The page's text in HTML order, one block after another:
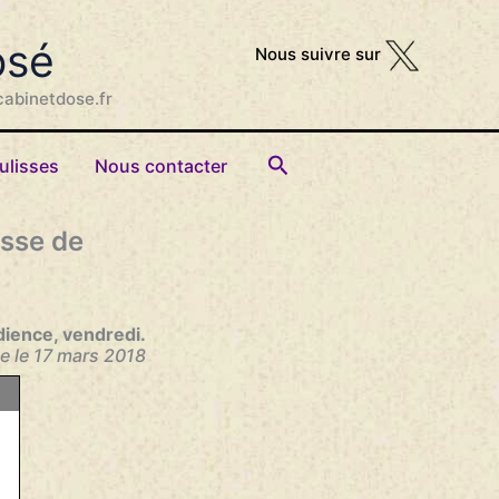
Nous suivre sur
Nous contacter Rechercher
de
vendredi.
le 17 mars 2018